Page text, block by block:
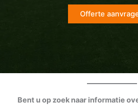
Offerte
Bent u op zoek naar informatie